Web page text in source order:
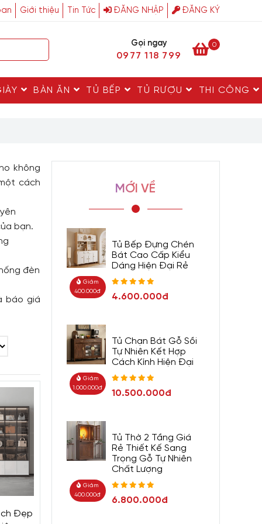
Giới thiệu Tin Tức ĐĂNG NHẬP ĐĂNG KÝ
Gọi ngay
0977 118 799
0
BÀN ĂN TỦ BẾP TỦ RƯỢU THI CÔNG
không
cách
bạn.
đèn
báo giá
Đẹp
MỚI VỀ
Giảm
400.000đ
Tủ Bếp Đựng Chén
Bát Cao Cấp Kiểu
Dáng Hiện Đại Rẻ
4.600.000đ
Giảm
1.000.000đ
Tủ Chạn Bát Gỗ Sồi
Tự Nhiên Kết Hợp
Cách Kính Hiện Đại
10.500.000đ
Giảm
400.000đ
Tủ Thờ 2 Tầng Giá
Rẻ Thiết Kế Sang
Trọng Gỗ Tự Nhiên
Chất Lượng
6.800.000đ